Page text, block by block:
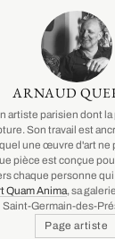
ARNAUD
artiste parisien dont
Son travail est
une œuvre d'art ne
pièce est conçue
chaque personne
Quam Anima, sa
Saint-Germain-des-
Page artiste